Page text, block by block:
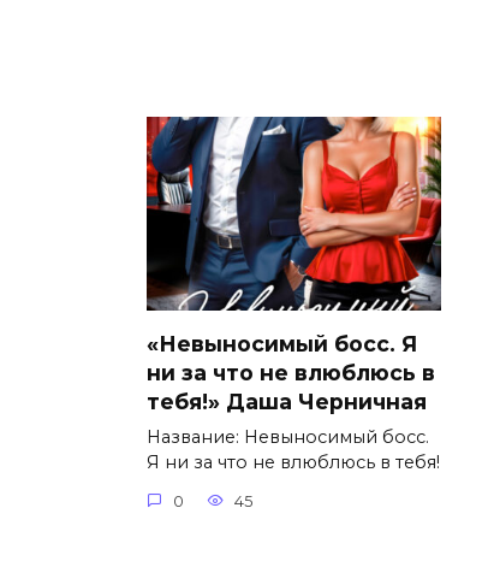
«Невыносимый босс. Я
ни за что не влюблюсь в
тебя!» Даша Черничная
Название: Невыносимый босс.
Я ни за что не влюблюсь в тебя!
0 45